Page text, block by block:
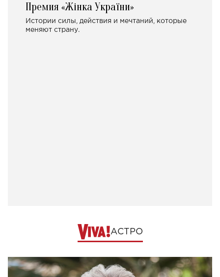
Премия «Жінка України»
Истории силы, действия и мечтаний, которые
меняют страну.
АСТРО